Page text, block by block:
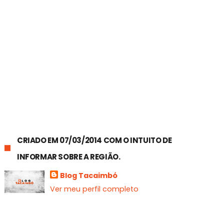
CRIADO EM 07/03/2014 COM O INTUITO DE
INFORMAR SOBRE A REGIÃO.
Blog Tacaimbó
Ver meu perfil completo